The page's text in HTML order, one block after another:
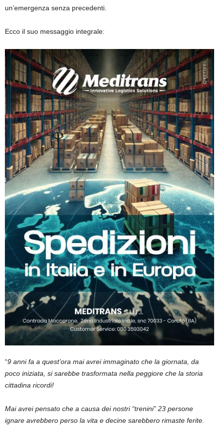
un’emergenza senza precedenti.
Ecco il suo messaggio integrale:
“9 anni fa a quest’ora mai avrei immaginato che la giornata, da
poco iniziata, si sarebbe trasformata nella peggiore che la storia
cittadina ricordi!
Mai avrei pensato che a causa dei nostri “trenini” 23 persone
ignare avrebbero perso la vita e decine sarebbero rimaste ferite.